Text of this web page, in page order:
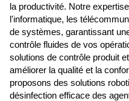
la productivité. Notre
l'informatique, les
de systèmes, garantissant
contrôle fluides de vos
solutions de contrôle produit
améliorer la qualité et la
proposons des solutions
désinfection efficace des